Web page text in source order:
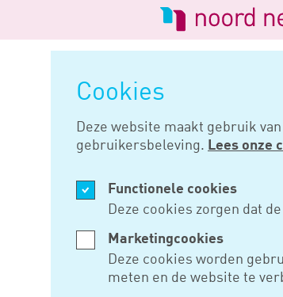
Cookies
Deze website maakt gebruik
gebruikersbeleving. Lees onze
Functionele cookies
Deze cookies zorgen dat
Marketingcookies
Deze cookies worden
meten en de website te
Logo
van
Noord
Negentig
OKT 24, 2019